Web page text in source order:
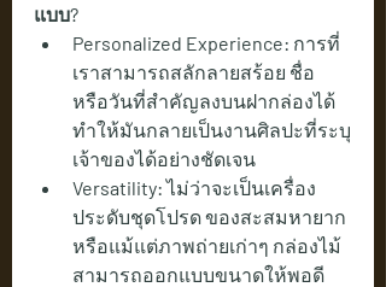
แบบ?
Personalized Experience: การที่
เราสามารถสลักลายสร้อย ชื่อ
หรือวันที่สำคัญลงบนฝากล่องได้
ทำให้มันกลายเป็นงานศิลปะที่ระบุ
เจ้าของได้อย่างชัดเจน
Versatility: ไม่ว่าจะเป็นเครื่อง
ประดับชุดโปรด ของสะสมหายาก
หรือแม้แต่ภาพถ่ายเก่าๆ กล่องไม้
สามารถออกแบบขนาดให้พอดี